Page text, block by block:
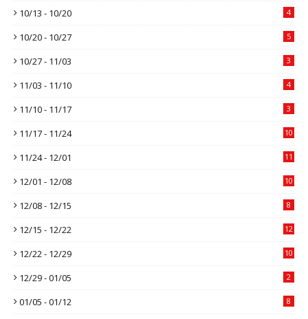
10/13 - 10/20 4
10/20 - 10/27 5
10/27 - 11/03 3
11/03 - 11/10 4
11/10 - 11/17 3
11/17 - 11/24 10
11/24 - 12/01 11
12/01 - 12/08 10
12/08 - 12/15 8
12/15 - 12/22 12
12/22 - 12/29 10
12/29 - 01/05 2
01/05 - 01/12 8